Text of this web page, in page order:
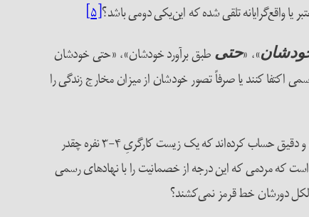
یا واقع‌گرایانه تلقی شده که این‌یکی دومی باشد؟[۵]
»، «حتی طبق برآورد خودشان»، «حتی خودشان
اکتفا کنند یا صرفاً تصور خودشان از میزان مخارج زندگی را
ناگفته، بر اساس لحن و آهنگ و تأکید و چینش کلمات،‌ پیدا بود که گوینده اساساً باوری به این ندارد که عده‌ای در دولت نشسته‌اند و صادقانه و منصفانه و دقیق حساب کرده‌اند که یک زیست کارگریِ ۴-۳ نفره چقدر
که مردمی که این درجه از خصمانیت را با نهادهای رسمی
بالکل دورشان خط قرمز نمی‌کشند؟